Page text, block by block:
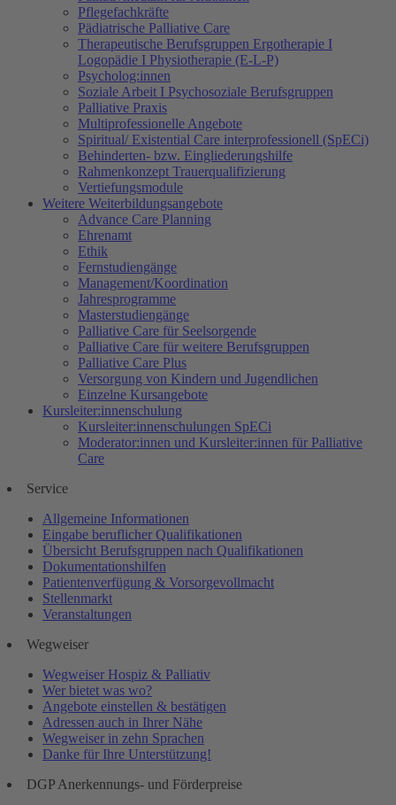
Pflegefachkräfte
Pädiatrische Palliative Care
Therapeutische Berufsgruppen Ergotherapie I
Logopädie I Physiotherapie (E-L-P)
Psycholog:innen
Soziale Arbeit I Psychosoziale Berufsgruppen
Palliative Praxis
Multiprofessionelle Angebote
Spiritual/ Existential Care interprofessionell (SpECi)
Behinderten- bzw. Eingliederungshilfe
Rahmenkonzept Trauerqualifizierung
Vertiefungsmodule
Weitere Weiterbildungsangebote
Advance Care Planning
Ehrenamt
Ethik
Fernstudiengänge
Management/Koordination
Jahresprogramme
Masterstudiengänge
Palliative Care für Seelsorgende
Palliative Care für weitere Berufsgruppen
Palliative Care Plus
Versorgung von Kindern und Jugendlichen
Einzelne Kursangebote
Kursleiter:innenschulung
Kursleiter:innenschulungen SpECi
Moderator:innen und Kursleiter:innen für Palliative
Care
Service
Allgemeine Informationen
Eingabe beruflicher Qualifikationen
Übersicht Berufsgruppen nach Qualifikationen
Dokumentationshilfen
Patientenverfügung & Vorsorgevollmacht
Stellenmarkt
Veranstaltungen
Wegweiser
Wegweiser Hospiz & Palliativ
Wer bietet was wo?
Angebote einstellen & bestätigen
Adressen auch in Ihrer Nähe
Wegweiser in zehn Sprachen
Danke für Ihre Unterstützung!
DGP Anerkennungs- und Förderpreise